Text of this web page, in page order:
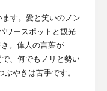
す。愛と笑いのノン
ワースポットと観光
。偉人の言葉が
、何でもノリと勢い
やきは苦手です。